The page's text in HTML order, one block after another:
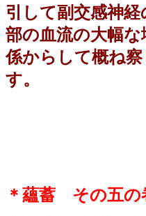
引して副交感神
部の血流の大幅
係からして概ね
す。
＊蘊蓄 その五の